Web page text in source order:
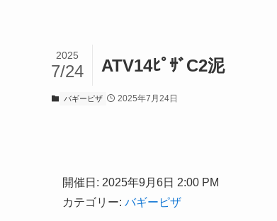
ATV14ﾋﾟｻﾞC2泥
2025
7/24
バギーピザ 2025年7月24日
開催日: 2025年9月6日 2:00 PM
カテゴリー: バギーピザ